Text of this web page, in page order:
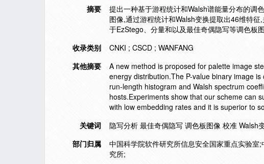
摘要
提出一种基于游程统计和Walsh谱能量分布的调
图像,通过游程统计和Walsh变换提取出46维特
于EzStego、分量和以及最佳奇偶隐写等调色板
收录类别
CNKI ; CSCD ; WANFANG
其他摘要
A new method is proposed for palette image
energy distribution.The P-value binary image
run-length histogram and Walsh spectrum
hosts.Experiments show that our scheme can
with low embedding rates and it is superior to
关键词
隐写分析 最佳奇偶隐写 调色板图像 校准 Walsh
部门归属
中国科学院软件研究所信息安全国家重点实验
究所;